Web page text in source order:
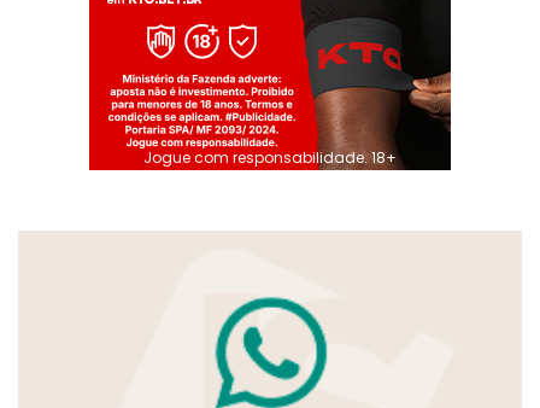
Jogue com responsabilidade. 18+